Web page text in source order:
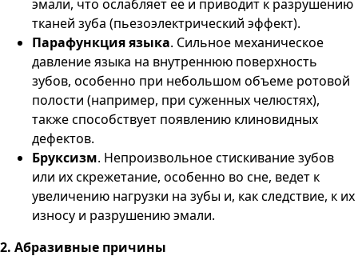
эмали, что ослабляет её и приводит к разрушению
тканей зуба (пьезоэлектрический эффект).
Парафункция языка. Сильное механическое
давление языка на внутреннюю поверхность
зубов, особенно при небольшом объеме ротовой
полости (например, при суженных челюстях),
также способствует появлению клиновидных
дефектов.
Бруксизм. Непроизвольное стискивание зубов
или их скрежетание, особенно во сне, ведет к
увеличению нагрузки на зубы и, как следствие, к их
износу и разрушению эмали.
2. Абразивные причины